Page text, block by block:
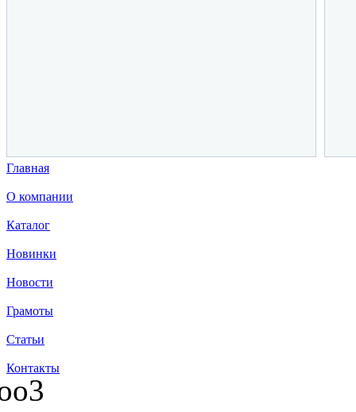
Главная
О компании
Каталог
Новинки
Новости
Грамоты
Статьи
Контакты